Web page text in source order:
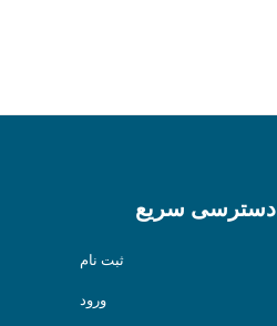
دسترسی سریع
ثبت نام
ورود